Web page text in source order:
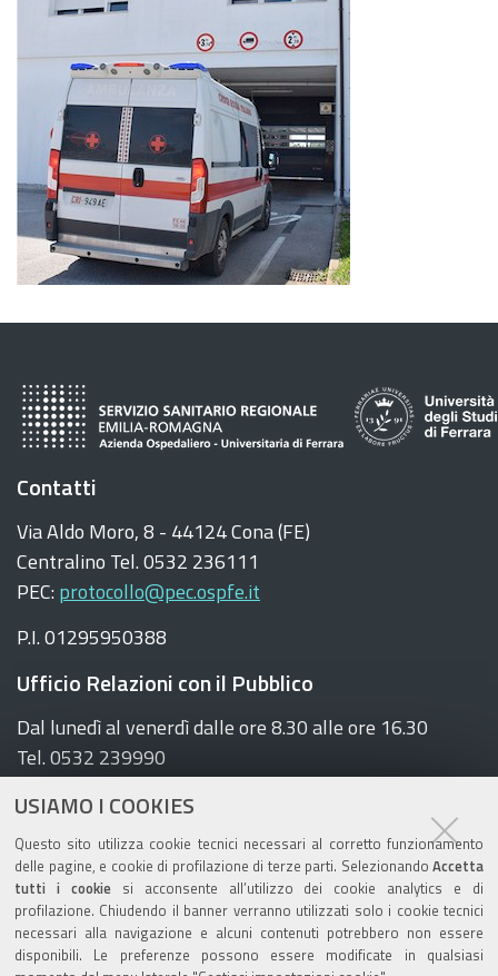
USIAMO I COOKIES
Questo sito utilizza cookie tecnici necessari al corretto funzionamento
delle pagine, e cookie di profilazione di terze parti. Selezionando Accetta
tutti i cookiesi acconsente all’utilizzo dei cookie analytics e di
profilazione. Chiudendo il banner verranno utilizzati solo i cookie tecnici
necessari alla navigazione e alcuni contenuti potrebbero non essere
disponibili. Le preferenze possono essere modificate in qualsiasi
Contatti
Via Aldo Moro, 8 - 44124 Cona (FE)
Centralino Tel. 0532 236111
PEC: protocollo@pec.ospfe.it
P.I. 01295950388
Ufficio Relazioni con il Pubblico
Dal lunedì al venerdì dalle ore 8.30 alle ore 16.30
Tel. 0532 239990
Seguici sui social
F
a
c
e
T
w
i
t
Y
o
u
t